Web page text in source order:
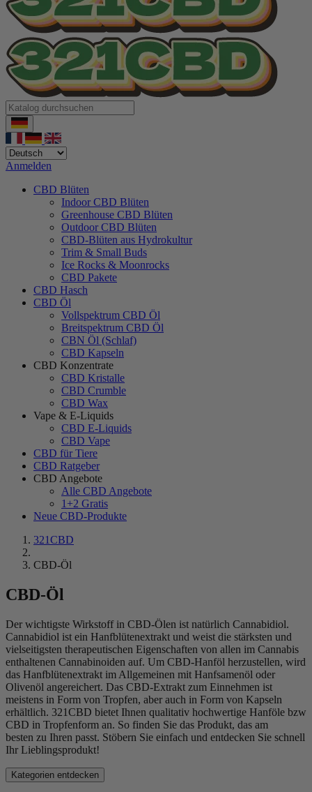
Anmelden
CBD Blüten
Indoor CBD Blüten
Greenhouse CBD Blüten
Outdoor CBD Blüten
CBD-Blüten aus Hydrokultur
Trim & Small Buds
Ice Rocks & Moonrocks
CBD Pakete
CBD Hasch
CBD Öl
Vollspektrum CBD Öl
Breitspektrum CBD Öl
CBN Öl (Schlaf)
CBD Kapseln
CBD Konzentrate
CBD Kristalle
CBD Crumble
CBD Wax
Vape & E-Liquids
CBD E-Liquids
CBD Vape
CBD für Tiere
CBD Ratgeber
CBD Angebote
Alle CBD Angebote
1+2 Gratis
Neue CBD-Produkte
321CBD
CBD-Öl
CBD-Öl
Der wichtigste Wirkstoff in CBD-Ölen ist natürlich Cannabidiol.
Cannabidiol ist ein Hanfblütenextrakt und weist die stärksten und
vielseitigsten therapeutischen Eigenschaften von allen im Cannabis
enthaltenen Cannabinoiden auf. Um CBD-Hanföl herzustellen, wird
das Hanfblütenextrakt im Allgemeinen mit Hanfsamenöl oder
Olivenöl angereichert. Das CBD-Extrakt zum Einnehmen ist
meistens in Form von Tropfen, aber auch in Form von Kapseln
erhältlich. 321CBD bietet Ihnen qualitativ hochwertige Hanföle bzw
CBD in Tropfenform an. So finden Sie das Produkt, das am
besten zu Ihren passt. Stöbern Sie einfach und entdecken Sie schnell
Ihr Lieblingsprodukt!
Kategorien entdecken